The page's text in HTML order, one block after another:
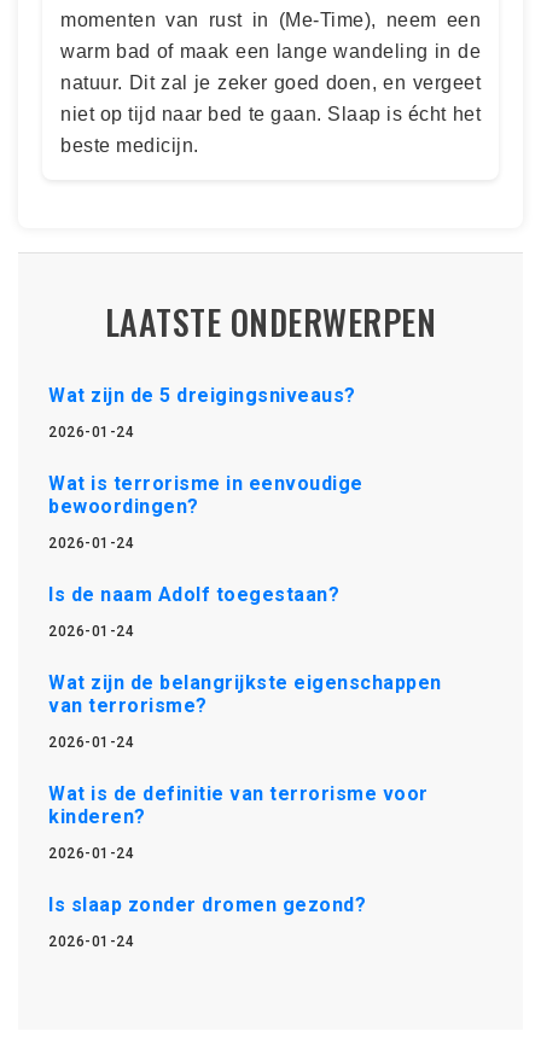
momenten van rust in (Me-Time), neem een
warm bad of maak een lange wandeling in de
natuur. Dit zal je zeker goed doen, en vergeet
niet op tijd naar bed te gaan. Slaap is écht het
beste medicijn.
LAATSTE ONDERWERPEN
Wat zijn de 5 dreigingsniveaus?
2026-01-24
Wat is terrorisme in eenvoudige
bewoordingen?
2026-01-24
Is de naam Adolf toegestaan?
2026-01-24
Wat zijn de belangrijkste eigenschappen
van terrorisme?
2026-01-24
Wat is de definitie van terrorisme voor
kinderen?
2026-01-24
Is slaap zonder dromen gezond?
2026-01-24